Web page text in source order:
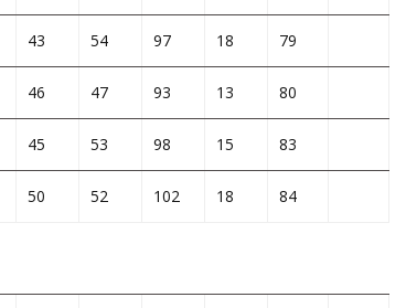
43 54 97 18 79
46 47 93 13 80
45 53 98 15 83
50 52 102 18 84